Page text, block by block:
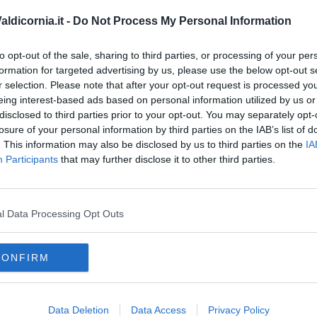
- Do Not Process My Personal Information
opt-out of the sale, sharing to third parties, or processing of your
for targeted advertising by us, please use the below opt-out
selection. Please note that after your opt-out request is processed
interest-based ads based on personal information utilized by us
to third parties prior to your opt-out. You may separately
of your personal information by third parties on the IAB’s list of
This information may also be disclosed by us to third parties on the
Participants that may further disclose it to other third parties.
Data Processing Opt Outs
Data Deletion Data Access Privacy Policy
concludoso – è la dimostrazione che un’Amministrazione
reali per la comunità. Ogni euro tornerà sul territorio sotto
su questa strada, con trasparenza e concretezza,
e vivibile”.
iscriviti allaNewsletter QUInews - ToscanaMedia.
nella tua casella di posta.
euro